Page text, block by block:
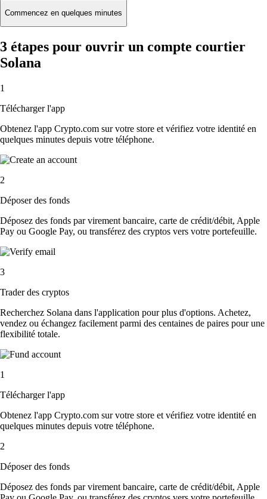
Commencez en quelques minutes
3 étapes pour ouvrir un compte courtier
Solana
1
Télécharger l'app
Obtenez l'app Crypto.com sur votre store et vérifiez votre identité en
quelques minutes depuis votre téléphone.
2
Déposer des fonds
Déposez des fonds par virement bancaire, carte de crédit/débit, Apple
Pay ou Google Pay, ou transférez des cryptos vers votre portefeuille.
3
Trader des cryptos
Recherchez Solana dans l'application pour plus d'options. Achetez,
vendez ou échangez facilement parmi des centaines de paires pour une
flexibilité totale.
1
Télécharger l'app
Obtenez l'app Crypto.com sur votre store et vérifiez votre identité en
quelques minutes depuis votre téléphone.
2
Déposer des fonds
Déposez des fonds par virement bancaire, carte de crédit/débit, Apple